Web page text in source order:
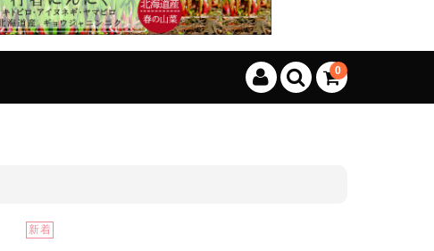
0
(カゴの商品数:0種類、合計数:0)
新着